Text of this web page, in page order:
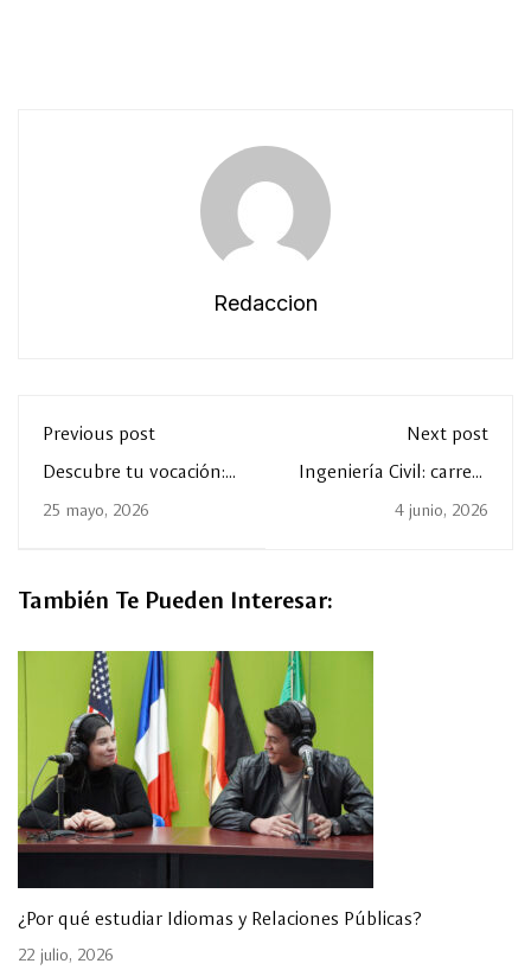
Redaccion
Previous post
Descubre tu vocación:
Salle Laguna
25 mayo, 2026
Next post
Ingeniería Civil: carrera
4 junio, 2026
También Te Pueden Interesar:
¿Por qué estudiar Idiomas y Relaciones Públicas?
22 julio, 2026